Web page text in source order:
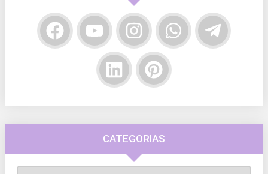
CATEGORIAS